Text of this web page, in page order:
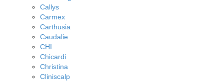
Callys
Carmex
Carthusia
Caudalie
CHI
Chicardi
Christina
Cliniscalp